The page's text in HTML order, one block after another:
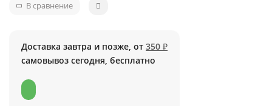
В сравнение
Доставка завтра и позже, от 350 ₽
самовывоз сегодня, бесплатно